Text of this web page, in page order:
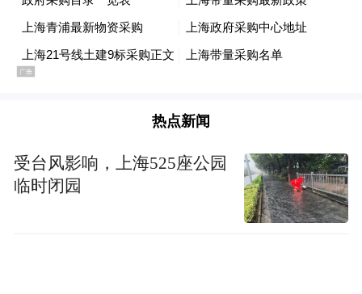
热点新闻
受台风影响，上海525座公园
临时闭园